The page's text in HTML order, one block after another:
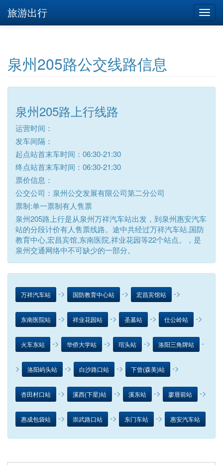
旅游出行
泉州205路公交线路信息
泉州205路上行线路
运营时间：
发车间隔：
起点站首末车时间：06:30-21:30
终点站首末车时间：06:30-21:30
票价信息：
公交公司：泉州公交发展有限公司第二分公司
票制:单一票制有人售票
泉州205路上行是从泉州万祥汽车站出发，到泉州惠安汽车
站的分段计价有人售票线路。途中共经过万祥汽车站,国防
教育中心,宏昌宾馆,东南医院,祥业花园等22个站点。，是
泉州交通网络中不可缺少的一部分。
万祥汽车站 -> 国防教育中心站 -> 宏昌宾馆站 ->
东南医院站 -> 祥业花园站 -> 圣墓站 -> 仕公岭站 ->
火车东站 -> 华侨大学站 -> 琯头站 -> 洛阳三角牌站 -
> 洛阳屿头站 -> 白沙路口站 -> 下曾(森美)站 ->
杏田村口站 -> 溪西(下星)站 -> 溪东站 -> 廖厝前站 ->
惠成包袋站 -> 崇武路口站 -> 东门车站 -> 惠安汽车站